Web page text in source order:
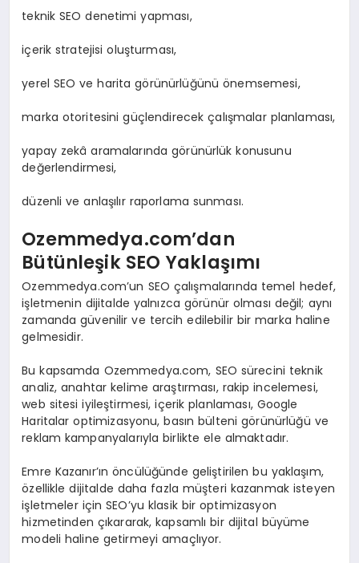
teknik SEO denetimi yapması,
içerik stratejisi oluşturması,
yerel SEO ve harita görünürlüğünü önemsemesi,
marka otoritesini güçlendirecek çalışmalar planlaması,
yapay zekâ aramalarında görünürlük konusunu
değerlendirmesi,
düzenli ve anlaşılır raporlama sunması.
Ozemmedya.com’dan
Bütünleşik SEO Yaklaşımı
Ozemmedya.com’un SEO çalışmalarında temel hedef,
işletmenin dijitalde yalnızca görünür olması değil; aynı
zamanda güvenilir ve tercih edilebilir bir marka haline
gelmesidir.
Bu kapsamda Ozemmedya.com, SEO sürecini teknik
analiz, anahtar kelime araştırması, rakip incelemesi,
web sitesi iyileştirmesi, içerik planlaması, Google
Haritalar optimizasyonu, basın bülteni görünürlüğü ve
reklam kampanyalarıyla birlikte ele almaktadır.
Emre Kazanır’ın öncülüğünde geliştirilen bu yaklaşım,
özellikle dijitalde daha fazla müşteri kazanmak isteyen
işletmeler için SEO’yu klasik bir optimizasyon
hizmetinden çıkararak, kapsamlı bir dijital büyüme
modeli haline getirmeyi amaçlıyor.